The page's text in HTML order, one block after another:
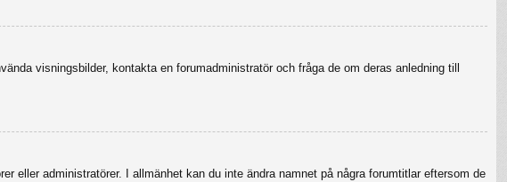
visningsbilder, kontakta en forumadministratör och fråga de om deras anledning till
eller administratörer. I allmänhet kan du inte ändra namnet på några forumtitlar eftersom de